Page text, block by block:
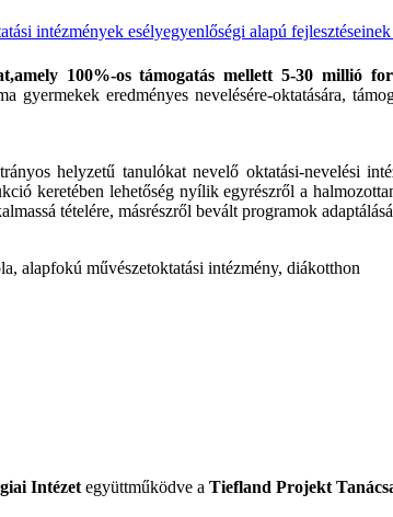
intézmények esélyegyenlőségi alapú fejlesztéseinek
amely 100%-os támogatás mellett 5-30 millió
eredményes nevelésére-oktatására,
helyzetű tanulókat nevelő oktatási-nevelési
keretében lehetőség nyílik egyrészről a
tételére, másrészről bevált programok
alapfokú művészetoktatási intézmény, diákotthon
Intézet együttműködve a Tiefland Projekt